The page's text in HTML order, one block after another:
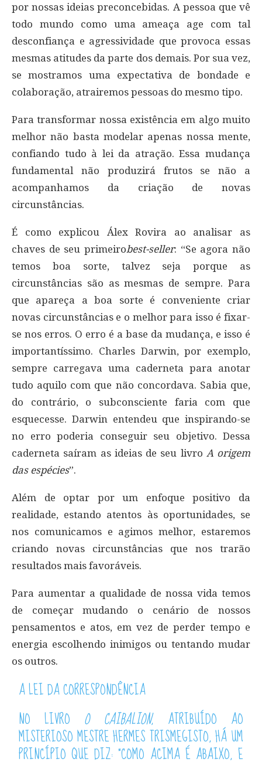
por nossas ideias preconcebidas. A pessoa que vê
todo mundo como uma ameaça age com tal
desconfiança e agressividade que provoca essas
mesmas atitudes da parte dos demais. Por sua vez,
se mostramos uma expectativa de bondade e
colaboração, atrairemos pessoas do mesmo tipo.
Para transformar nossa existência em algo muito
melhor não basta modelar apenas nossa mente,
confiando tudo à lei da atração. Essa mudança
fundamental não produzirá frutos se não a
acompanhamos da criação de novas
circunstâncias.
É como explicou Álex Rovira ao analisar as
chaves de seu primeirobest-seller: “Se agora não
temos boa sorte, talvez seja porque as
circunstâncias são as mesmas de sempre. Para
que apareça a boa sorte é conveniente criar
novas circunstâncias e o melhor para isso é fixar-
se nos erros. O erro é a base da mudança, e isso é
importantíssimo. Charles Darwin, por exemplo,
sempre carregava uma caderneta para anotar
tudo aquilo com que não concordava. Sabia que,
do contrário, o subconsciente faria com que
esquecesse. Darwin entendeu que inspirando-se
no erro poderia conseguir seu objetivo. Dessa
caderneta saíram as ideias de seu livro A origem
das espécies”.
Além de optar por um enfoque positivo da
realidade, estando atentos às oportunidades, se
nos comunicamos e agimos melhor, estaremos
criando novas circunstâncias que nos trarão
resultados mais favoráveis.
Para aumentar a qualidade de nossa vida temos
de começar mudando o cenário de nossos
pensamentos e atos, em vez de perder tempo e
energia escolhendo inimigos ou tentando mudar
os outros.
A LEI DA CORRESPONDÊNCIA
NO LIVRO O CAIBALION, ATRIBUÍDO AO
MISTERIOSO MESTRE HERMES TRISMEGISTO, HÁ UM
PRINCÍPIO QUE DIZ: “COMO ACIMA É ABAIXO, E